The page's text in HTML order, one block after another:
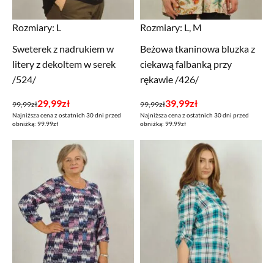
Rozmiary: L
Sweterek z nadrukiem w
litery z dekoltem w serek
/524/
99,99zł
Pierwotna
cena
29,99zł
Aktualna
cena
Najniższa cena z ostatnich 30 dni przed
obniżką: 99.99zł
Rozmiary: L, M
Beżowa tkaninowa bluzka z
ciekawą falbanką przy
rękawie /426/
99,99zł
Pierwotna
cena
39,99zł
Aktualna
cena
Najniższa cena z ostatnich 30 dni przed
obniżką: 99.99zł